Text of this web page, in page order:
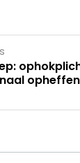
opheffen